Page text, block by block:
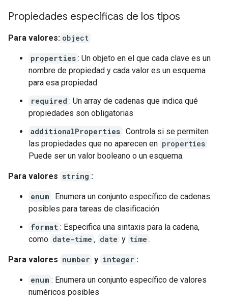
Propiedades específicas de los tipos
Para valores: object
properties : Un objeto en el que cada clave es un
nombre de propiedad y cada valor es un esquema
para esa propiedad
required : Un array de cadenas que indica qué
propiedades son obligatorias
additionalProperties : Controla si se permiten
las propiedades que no aparecen en properties
Puede ser un valor booleano o un esquema.
Para valores string :
enum : Enumera un conjunto específico de cadenas
posibles para tareas de clasificación
format : Especifica una sintaxis para la cadena,
como date-time , date y time .
Para valores number y integer :
enum : Enumera un conjunto específico de valores
numéricos posibles